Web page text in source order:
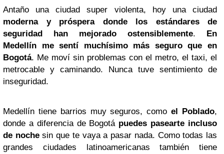
Antaño una ciudad super violenta, hoy una ciudad
moderna y próspera donde los estándares de
seguridad han mejorado ostensiblemente. En
Medellín me sentí muchísimo más seguro que en
Bogotá. Me moví sin problemas con el metro, el taxi, el
metrocable y caminando. Nunca tuve sentimiento de
inseguridad.
Medellín tiene barrios muy seguros, comoel Poblado,
donde a diferencia de Bogotá puedes pasearte incluso
de nochesin que te vaya a pasar nada. Como todas las
grandes ciudades latinoamericanas también tiene